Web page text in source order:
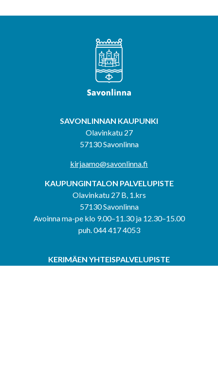
SAVONLINNAN KAUPUNKI
Olavinkatu 27
57130 Savonlinna
kirjaamo@savonlinna.fi
KAUPUNGINTALON PALVELUPISTE
Olavinkatu 27 B, 1.krs
57130 Savonlinna
Avoinna ma-pe klo 9.00–11.30 ja 12.30–15.00
puh. 044 417 4053
KERIMÄEN YHTEISPALVELUPISTE